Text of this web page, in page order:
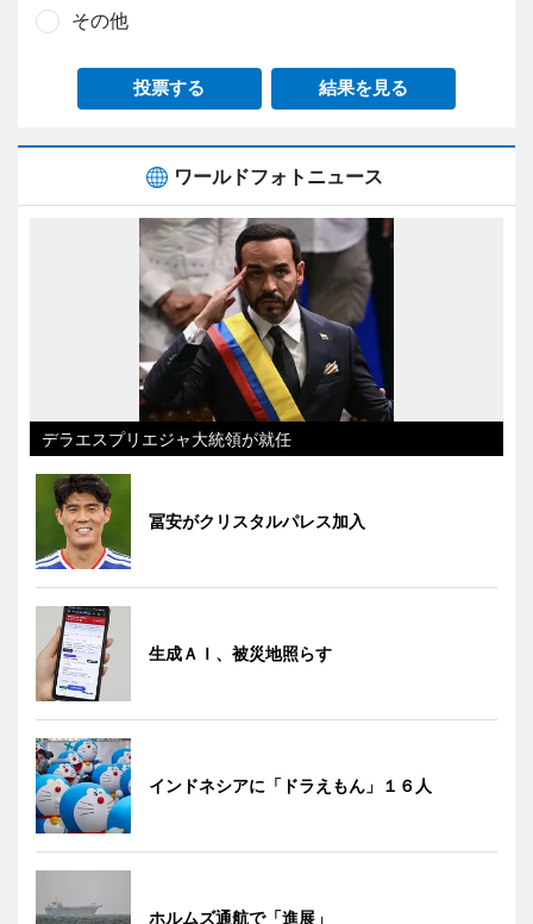
その他
投票する 結果を見る
ワールドフォトニュース
デラエスプリエジャ大統領が就任
冨安がクリスタルパレス加入
生成ＡＩ、被災地照らす
インドネシアに「ドラえもん」１６人
ホルムズ通航で「進展」